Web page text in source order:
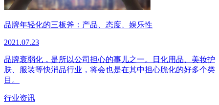
品牌年轻化的三板斧：产品、态度、娱乐性
2021.07.23
品牌衰弱化，是所以公司担心的事儿之一。日化用品、美妆护
肤、服装等快消品行业，将会也是在其中担心脆化的好多个类
目。
行业资讯